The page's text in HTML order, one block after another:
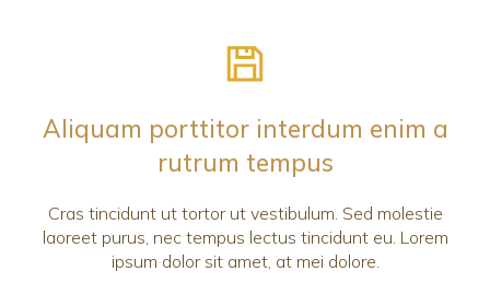
Aliquam porttitor interdum enim a
rutrum tempus
Cras tincidunt ut tortor ut vestibulum. Sed molestie
laoreet purus, nec tempus lectus tincidunt eu. Lorem
ipsum dolor sit amet, at mei dolore.